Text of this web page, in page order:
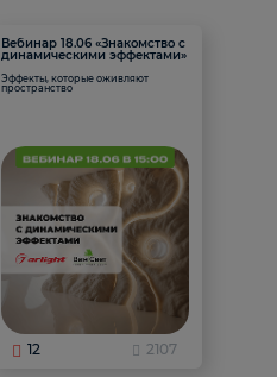
Вебинар 18.06 «Знакомство с
динамическими эффектами»
Эффекты, которые оживляют
пространство
12 2107